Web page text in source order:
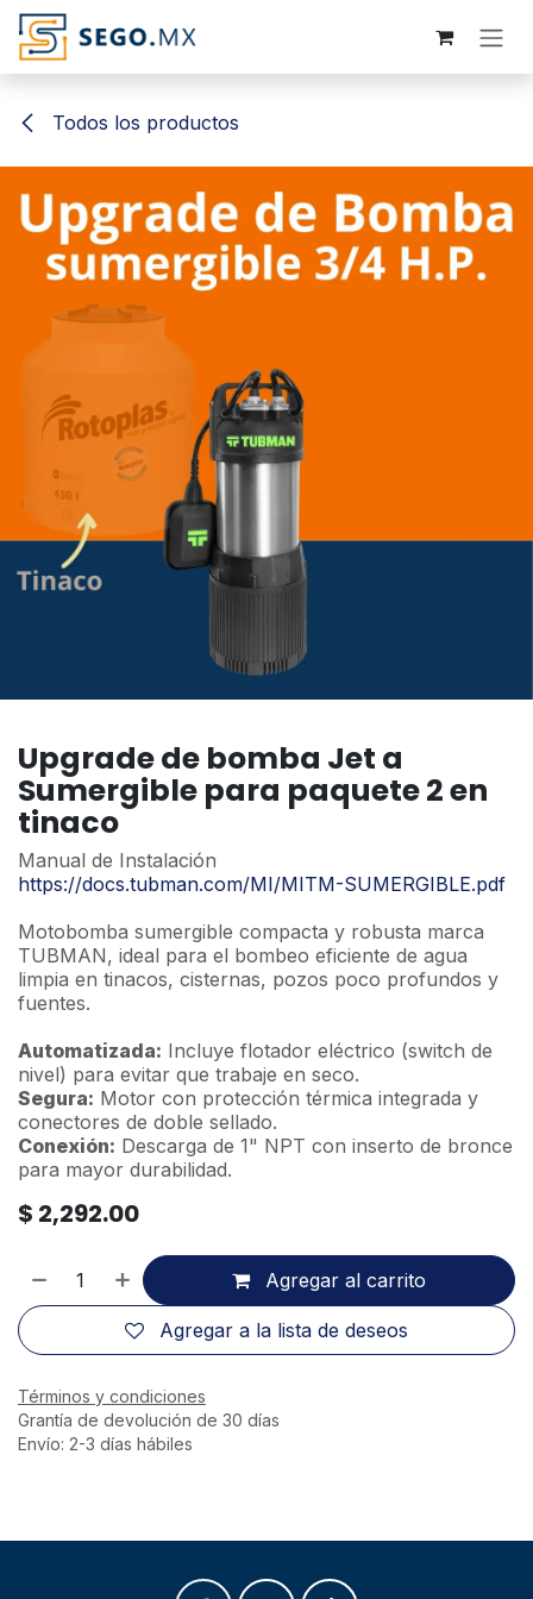
Ir al contenido
Todos los productos
Upgrade de bomba Jet a
Sumergible para paquete 2 en
tinaco
Manual de Instalación
https://docs.tubman.com/MI/MITM-SUMERGIBLE.pdf
Motobomba sumergible compacta y robusta marca
TUBMAN, ideal para el bombeo eficiente de agua
limpia en tinacos, cisternas, pozos poco profundos y
fuentes.
Automatizada: Incluye flotador eléctrico (switch de
nivel) para evitar que trabaje en seco.
Segura: Motor con protección térmica integrada y
conectores de doble sellado.
Conexión: Descarga de 1" NPT con inserto de bronce
para mayor durabilidad.
$ 2,292.00
Agregar al carrito
Agregar a la lista de deseos
Términos y condiciones
Grantía de devolución de 30 días
Envío: 2-3 días hábiles